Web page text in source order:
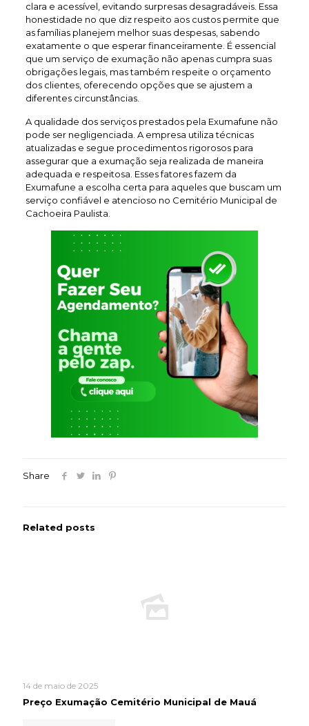
clara e acessível, evitando surpresas desagradáveis. Essa
honestidade no que diz respeito aos custos permite que
as famílias planejem melhor suas despesas, sabendo
exatamente o que esperar financeiramente. É essencial
que um serviço de exumação não apenas cumpra suas
obrigações legais, mas também respeite o orçamento
dos clientes, oferecendo opções que se ajustem a
diferentes circunstâncias.
A qualidade dos serviços prestados pela Exumafune não
pode ser negligenciada. A empresa utiliza técnicas
atualizadas e segue procedimentos rigorosos para
assegurar que a exumação seja realizada de maneira
adequada e respeitosa. Esses fatores fazem da
Exumafune a escolha certa para aqueles que buscam um
serviço confiável e atencioso no Cemitério Municipal de
Cachoeira Paulista.
Share
Related posts
14 de maio de 2025
Preço Exumação Cemitério Municipal de Mauá